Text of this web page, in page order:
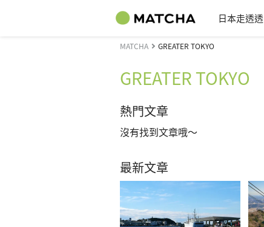
日本走透透
MATCHA GREATER TOKYO
GREATER TOKYO
熱門文章
沒有找到文章哦～
最新文章